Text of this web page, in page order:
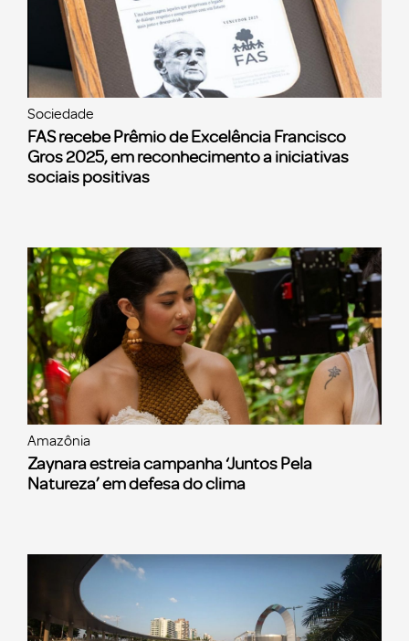
Sociedade
FAS recebe Prêmio de Excelência Francisco
Gros 2025, em reconhecimento a iniciativas
sociais positivas
Amazônia
Zaynara estreia campanha ‘Juntos Pela
Natureza’ em defesa do clima